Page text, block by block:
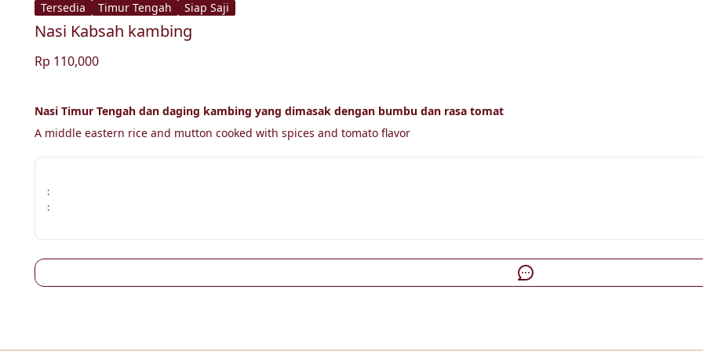
Tersedia Timur Tengah Siap Saji
Nasi Kabsah kambing
Rp 110,000
Nasi Timur Tengah dan daging kambing yang dimasak dengan bumbu dan rasa tomat
A middle eastern rice and mutton cooked with spices and tomato flavor
:
: